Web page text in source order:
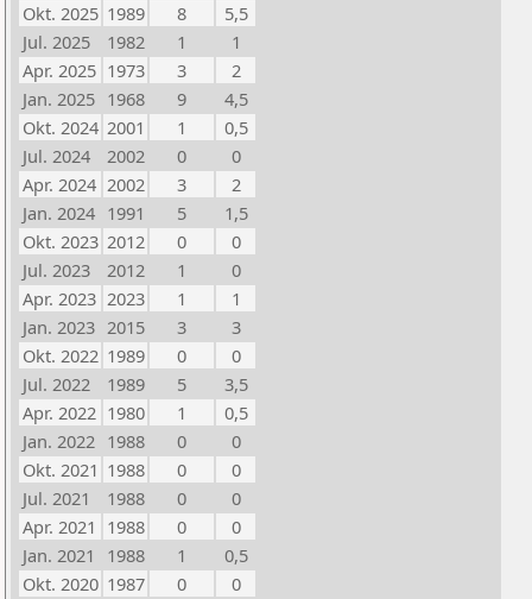
Okt. 2025 1989 8
5,5
Jul. 2025
1982 1
1
Apr. 2025 1973 3
2
Jan. 2025 1968 9
4,5
Okt. 2024 2001 1
0,5
Jul. 2024
2002 0
0
Apr. 2024 2002 3
2
Jan. 2024 1991 5
1,5
Okt. 2023 2012 0
0
Jul. 2023
2012 1
0
Apr. 2023 2023 1
1
Jan. 2023 2015 3
3
Okt. 2022 1989 0
0
Jul. 2022
1989 5
3,5
Apr. 2022 1980 1
0,5
Jan. 2022 1988 0
0
Okt. 2021 1988 0
0
Jul. 2021
1988 0
0
Apr. 2021 1988 0
0
Jan. 2021
1988 1
0,5
Okt. 2020 1987 0
0